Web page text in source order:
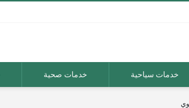
خدمات سياحية خدمات صحية